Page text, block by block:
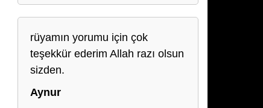
rüyamın yorumu için çok
teşekkür ederim Allah razı olsun
sizden.
Aynur